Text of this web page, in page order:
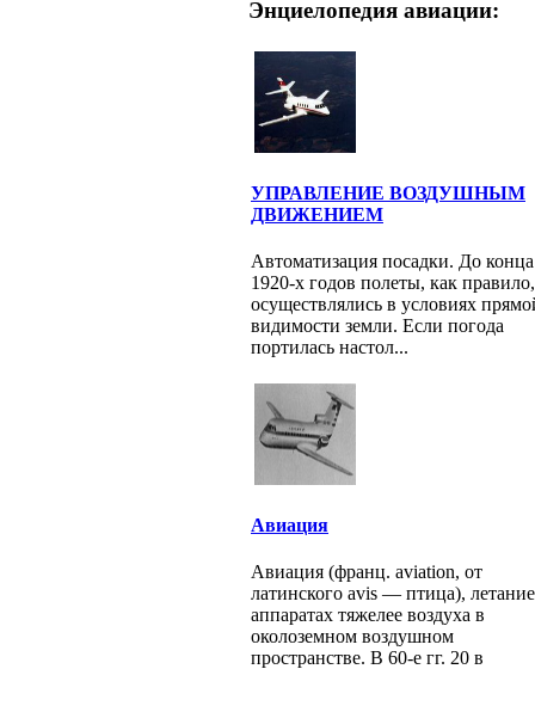
Энциелопедия авиации:
УПРАВЛЕНИЕ ВОЗДУШНЫМ
ДВИЖЕНИЕМ
Автоматизация посадки. До конца
1920-х годов полеты, как правило,
осуществлялись в условиях
видимости земли. Если погода
портилась настол...
Авиация
Авиация (франц. aviation, от
латинского avis — птица),
аппаратах тяжелее воздуха в
околоземном воздушном
пространстве. В 60-е гг. 20 в